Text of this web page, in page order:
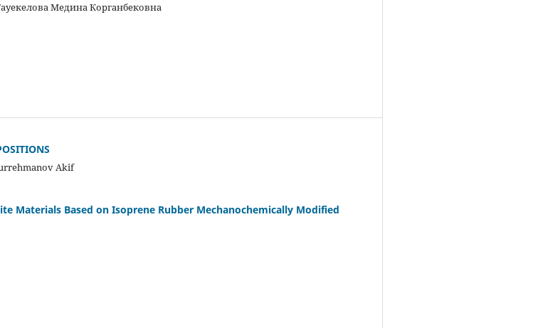
Медина Корганбековна
Akif
Materials Based on Isoprene Rubber Mechanochemically Modified